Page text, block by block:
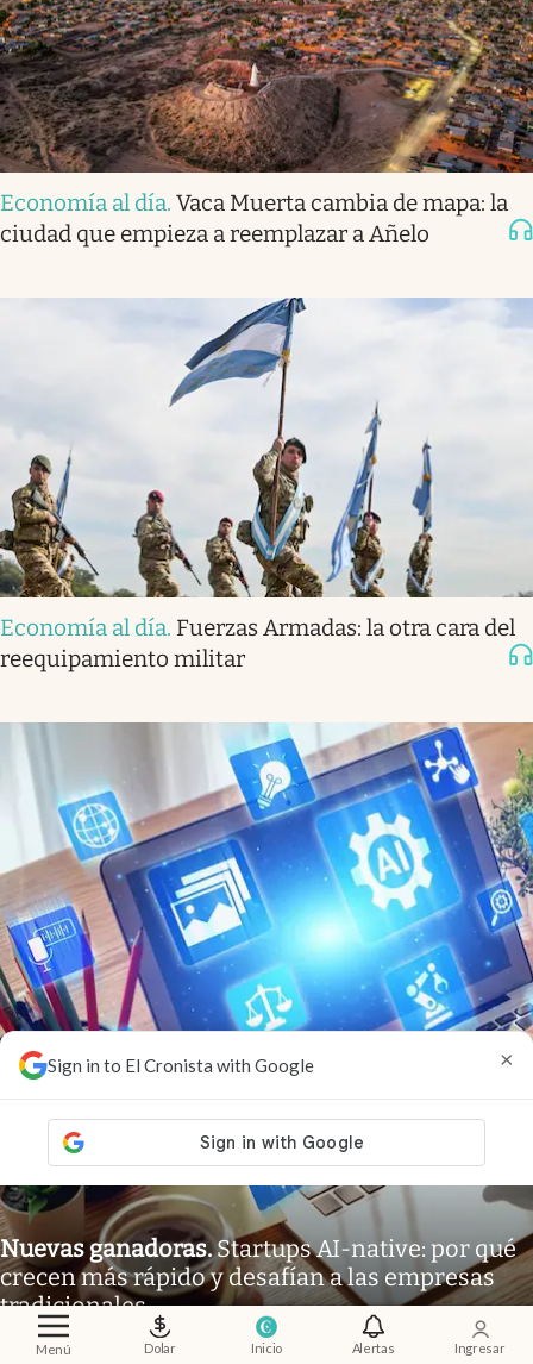
Menú Dolar Inicio Alertas Ingresar
Sign in to El Cronista with Google ×
Economía al día. Vaca Muerta cambia de mapa: la
ciudad que empieza a reemplazar a Añelo
Economía al día. Fuerzas Armadas: la otra cara del
reequipamiento militar
Nuevas ganadoras.Startups AI-native: por qué
crecen más rápido y desafían a las empresas
tradicionales
Adrián Mansilla Members